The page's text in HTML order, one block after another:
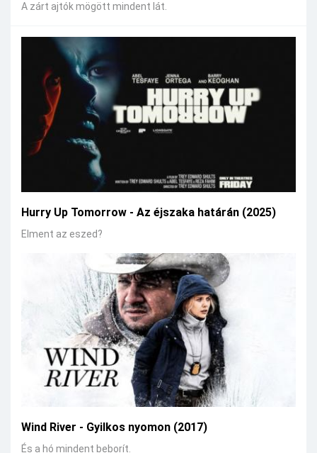
A zárt ajtók mögött mindent lát.
Hurry Up Tomorrow - Az éjszaka határán (2025)
Elment az eszed?
Wind River - Gyilkos nyomon (2017)
És a hó mindent beborít.